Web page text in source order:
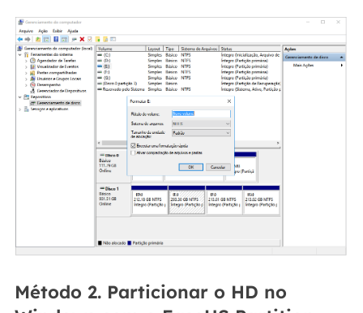
Método 2. Particionar o HD no